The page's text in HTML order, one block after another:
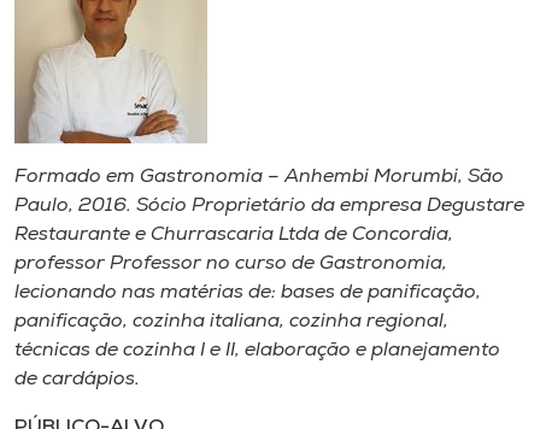
Formado em Gastronomia – Anhembi Morumbi, São
Paulo, 2016. Sócio Proprietário da empresa Degustare
Restaurante e Churrascaria Ltda de Concordia,
professor Professor no curso de Gastronomia,
lecionando nas matérias de: bases de panificação,
panificação, cozinha italiana, cozinha regional,
técnicas de cozinha I e II, elaboração e planejamento
de cardápios.